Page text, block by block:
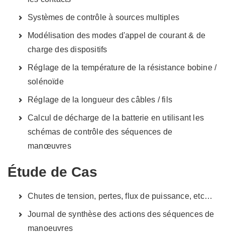
Systèmes de contrôle à sources multiples
Modélisation des modes d'appel de courant & de
charge des dispositifs
Réglage de la température de la résistance bobine /
solénoïde
Réglage de la longueur des câbles / fils
Calcul de décharge de la batterie en utilisant les
schémas de contrôle des séquences de
manœuvres
Étude de Cas
Chutes de tension, pertes, flux de puissance, etc…
Journal de synthèse des actions des séquences de
manoeuvres